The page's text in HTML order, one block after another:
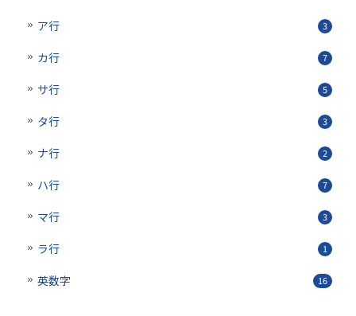
ア行 3
カ行 7
サ行 5
タ行 3
ナ行 2
ハ行 7
マ行 3
ラ行 1
英数字 16